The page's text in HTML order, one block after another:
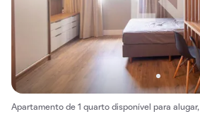
Apartamento de 1 quarto disponível para